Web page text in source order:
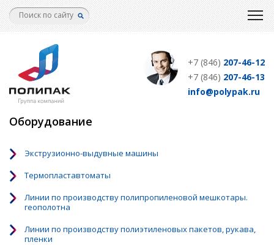
Перейти
к
+7 (846) 207-46-12
+7 (846) 207-46-13
info@polypak.ru
Оборудование
Экструзионно-выдувные машины
Термопластавтоматы
Линии по производству полипропиленовой мешкотары.
геополотна
Линии по производству полиэтиленовых пакетов, рукава,
пленки